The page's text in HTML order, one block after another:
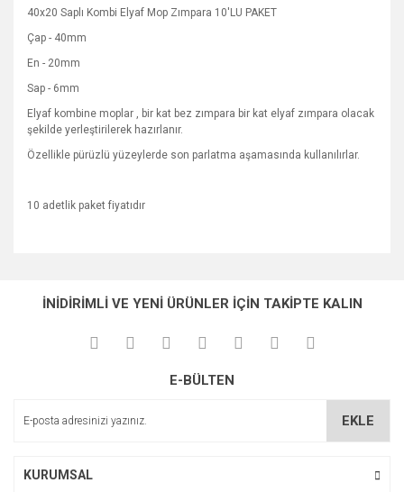
40x20 Saplı Kombi Elyaf Mop Zımpara 10'LU PAKET
Çap - 40mm
En - 20mm
Sap - 6mm
Elyaf kombine moplar , bir kat bez zımpara bir kat elyaf zımpara olacak
şekilde yerleştirilerek hazırlanır.
Özellikle pürüzlü yüzeylerde son parlatma aşamasında kullanılırlar.
10 adetlik paket fiyatıdır
Yorum Yaz
kullanarak tarafımıza iletebilirsiniz.
Görüş ve önerileriniz için teşekkür ederiz.
Ürün açıklamasında eksik bilgiler bulunuyor.
İNİDİRİMLİ VE YENİ ÜRÜNLER İÇİN TAKİPTE KALIN
E-BÜLTEN
EKLE
KURUMSAL